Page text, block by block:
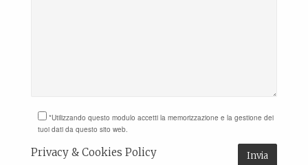
*Utilizzando questo modulo accetti la memorizzazione e la gestione dei
tuoi dati da questo sito web.
Privacy & Cookies Policy